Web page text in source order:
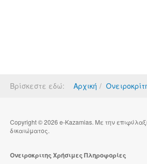
Βρίσκεστε εδώ: Αρχική
Copyright © 2026 e-Kazamias. Με την
δικαιώματος.
Ονειροκριτης Χρήσιμες Πληροφορίες